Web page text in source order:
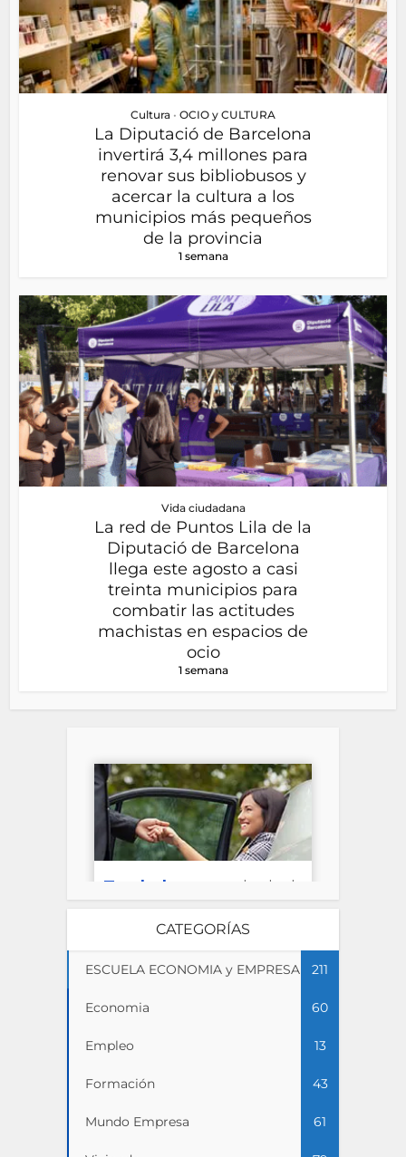
Cultura • OCIO y CULTURA
La Diputació de Barcelona
invertirá 3,4 millones para
renovar sus bibliobusos y
acercar la cultura a los
municipios más pequeños
de la provincia
1 semana
Vida ciudadana
La red de Puntos Lila de la
Diputació de Barcelona
llega este agosto a casi
treinta municipios para
combatir las actitudes
machistas en espacios de
ocio
1 semana
CATEGORÍAS
ESCUELA ECONOMIA y EMPRESA 211
Economia 60
Empleo 13
Formación 43
Mundo Empresa 61